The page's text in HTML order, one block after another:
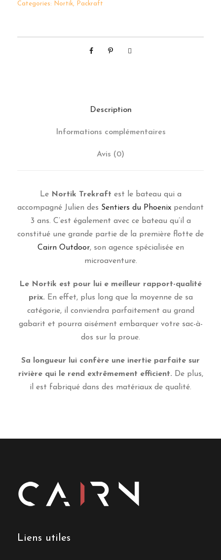
Categories: Nortik, Packraft
Description
Informations complémentaires
Avis (0)
Le Nortik Trekraft est le bateau qui a
accompagné Julien des Sentiers du Phoenix pendant
3 ans. C’est également avec ce bateau qu’il a
constitué une grande partie de la première flotte de
Cairn Outdoor, son agence spécialisée en
microaventure.
Le Nortik est pour lui e meilleur rapport-qualité
prix. En effet, plus long que la moyenne de sa
catégorie, il conviendra parfaitement au grand
gabarit et pourra aisément embarquer votre sac-à-
dos sur la proue.
Sa longueur lui confère une inertie parfaite sur
rivière qui le rend extrêmement efficient. De plus,
il est fabriqué dans des matériaux de qualité.
Liens utiles